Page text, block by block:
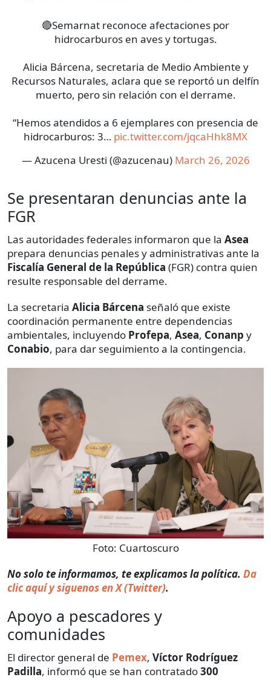
🔴Semarnat reconoce afectaciones por
hidrocarburos en aves y tortugas.
Alicia Bárcena, secretaria de Medio Ambiente y
Recursos Naturales, aclara que se reportó un delfín
muerto, pero sin relación con el derrame.
“Hemos atendidos a 6 ejemplares con presencia de
hidrocarburos: 3… pic.twitter.com/jqcaHhk8MX
— Azucena Uresti (@azucenau) March 26, 2026
Se presentaran denuncias ante la
FGR
Las autoridades federales informaron que la Asea
prepara denuncias penales y administrativas ante la
Fiscalía General de la República (FGR) contra quien
resulte responsable del derrame.
La secretaria Alicia Bárcena señaló que existe
coordinación permanente entre dependencias
ambientales, incluyendo Profepa, Asea, Conanp y
Conabio, para dar seguimiento a la contingencia.
Foto: Cuartoscuro
No solo te informamos, te explicamos la política. Da
clic aquí y siguenos en X (Twitter).
Apoyo a pescadores y
comunidades
El director general de Pemex, Víctor Rodríguez
Padilla, informó que se han contratado300